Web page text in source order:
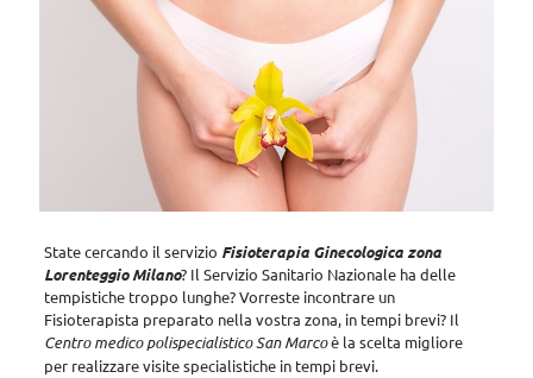
State cercando il servizio Fisioterapia Ginecologica zona
Lorenteggio Milano? Il Servizio Sanitario Nazionale ha delle
tempistiche troppo lunghe? Vorreste incontrare un
Fisioterapista preparato nella vostra zona, in tempi brevi? Il
Centro medico polispecialistico San Marcoè la scelta migliore
per realizzare visite specialistiche in tempi brevi.